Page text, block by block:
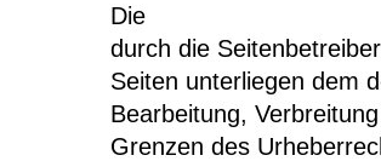
Die
durch die
Seiten unterliegen dem
Bearbeitung,
Grenzen des